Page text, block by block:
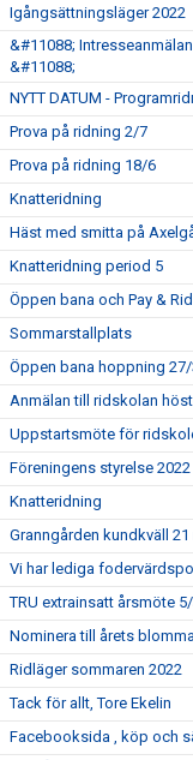
Igångsättningsläger 2022
&#11088;
&#11088;
NYTT DATUM -
Prova på ridning 2/7
Prova på ridning 18/6
Knatteridning
Häst med smitta på
Knatteridning period 5
Öppen bana och Pay &
Sommarstallplats
Öppen bana hoppning 27/
Anmälan till ridskolan
Uppstartsmöte för
Föreningens styrelse 2022
Knatteridning
Granngården kundkväll 21
Vi har lediga
TRU extrainsatt årsmöte
Nominera till årets
Ridläger sommaren 2022
Tack för allt, Tore Ekelin
Facebooksida , köp och